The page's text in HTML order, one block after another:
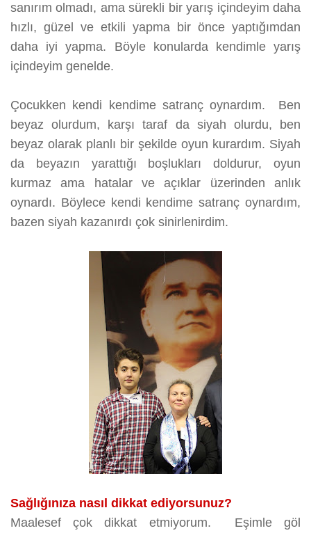
sanırım olmadı, ama sürekli bir yarış içindeyim daha
hızlı, güzel ve etkili yapma bir önce yaptığımdan
daha iyi yapma. Böyle konularda kendimle yarış
içindeyim genelde.
Çocukken kendi kendime satranç oynardım. Ben
beyaz olurdum, karşı taraf da siyah olurdu, ben
beyaz olarak planlı bir şekilde oyun kurardım. Siyah
da beyazın yarattığı boşlukları doldurur, oyun
kurmaz ama hatalar ve açıklar üzerinden anlık
oynardı. Böylece kendi kendime satranç oynardım,
bazen siyah kazanırdı çok sinirlenirdim.
Sağlığınıza nasıl dikkat ediyorsunuz?
Maalesef çok dikkat etmiyorum. Eşimle göl